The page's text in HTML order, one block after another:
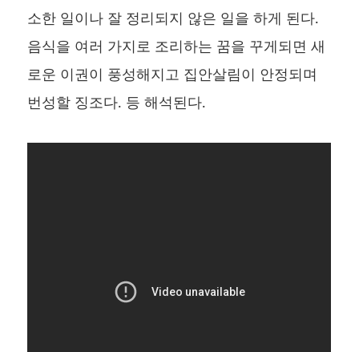
소한 일이나 잘 정리되지 않은 일을 하게 된다.
음식을 여러 가지로 조리하는 꿈을 꾸게되면 새
로운 이권이 풍성해지고 집안살림이 안정되며
번성할 징조다. 등 해석된다.